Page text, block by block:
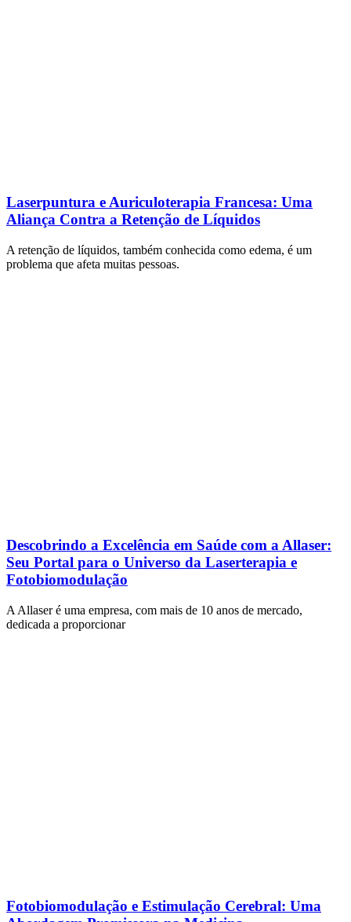
Laserpuntura e Auriculoterapia Francesa: Uma
Aliança Contra a Retenção de Líquidos
A retenção de líquidos, também conhecida como edema, é um
problema que afeta muitas pessoas.
Descobrindo a Excelência em Saúde com a Allaser:
Seu Portal para o Universo da Laserterapia e
Fotobiomodulação
A Allaser é uma empresa, com mais de 10 anos de mercado,
dedicada a proporcionar
Fotobiomodulação e Estimulação Cerebral: Uma